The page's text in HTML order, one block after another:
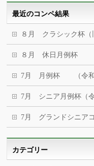
最近のコンペ結果
８月 クラシック杯（
８月 休日月例
7月 月例杯 （令和8
7月 シニア月例杯（
7月 グランドシニア
カテゴリー